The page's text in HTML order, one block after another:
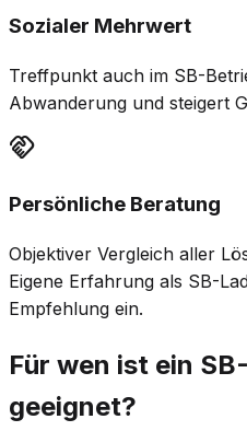
Sozialer Mehrwert
Treffpunkt auch im SB-
Abwanderung und steigert
handshake
Persönliche Beratung
Objektiver Vergleich aller
Eigene Erfahrung als SB-
Empfehlung ein.
Für wen ist ein
geeignet?